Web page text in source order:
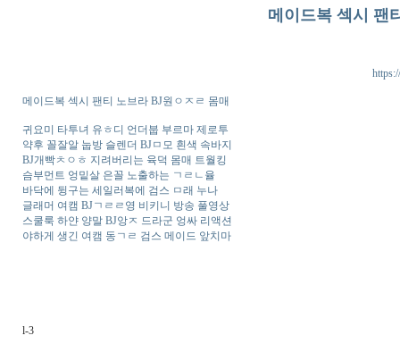
메이드복 섹시 팬
메이드복 섹시 팬티 노브라 BJ원ㅇㅈㄹ 몸매
귀요미 타투녀 유ㅎ디 언더붑 부르마 제로투
약후 꼴잘알 눕방 슬렌더 BJㅁ모 흰색 속바지
BJ개빡ㅊㅇㅎ 지려버리는 육덕 몸매 트월킹
슴부먼트 엉밑살 은꼴 노출하는 ㄱㄹㄴ율
바닥에 뒹구는 세일러복에 검스 ㅁ래 누나
글래머 여캠 BJㄱㄹㄹ영 비키니 방송 풀영상
스쿨룩 하얀 양말 BJ앙ㅈ 드라군 엉싸 리액션
야하게 생긴 여캠 동ㄱㄹ 검스 메이드 앞치마
l-3